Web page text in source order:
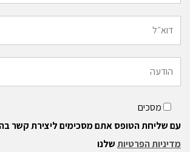
מסכים
עם שליחת הטופס אתם מסכימים ליצירת קשר
מדיניות הפרטיותשלנו